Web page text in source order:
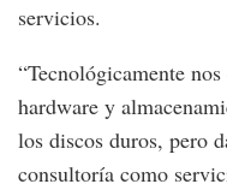
servicios.
“Tecnológicamente
hardware y
los discos duros, pero
consultoría como